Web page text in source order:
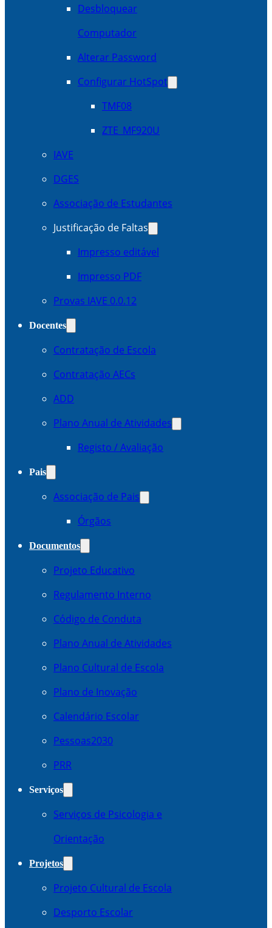
Desbloquear
Computador
Alterar Password
Configurar HotSpot
TMF08
ZTE_MF920U
IAVE
DGES
Associação de Estudantes
Justificação de Faltas
Impresso editável
Impresso PDF
Provas IAVE 0.0.12
Docentes
Contratação de Escola
Contratação AECs
ADD
Plano Anual de Atividades
Registo / Avaliação
Pais
Associação de Pais
Órgãos
Documentos
Projeto Educativo
Regulamento Interno
Código de Conduta
Plano Anual de Atividades
Plano Cultural de Escola
Plano de Inovação
Calendário Escolar
Pessoas2030
PRR
Serviços
Serviços de Psicologia e
Orientação
Projetos
Projeto Cultural de Escola
Desporto Escolar